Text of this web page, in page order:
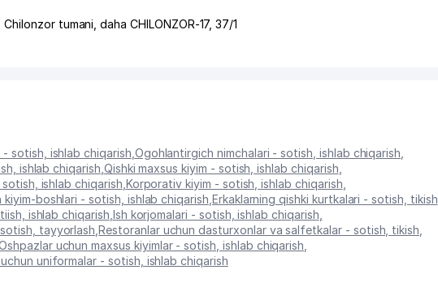
,Chilonzor tumani ,daha CHILONZOR-17, 37/1
- sotish, ishlab chiqarish Ogohlantirgich nimchalari - sotish, ishlab chiqarish
ishlab chiqarish Qishki maxsus kiyim - sotish, ishlab chiqarish
ishlab chiqarish Korporativ kiyim - sotish, ishlab chiqarish
kiyim-boshlari - sotish, ishlab chiqarish Erkaklarning qishki kurtkalari - sotish, tikish
ishlab chiqarish Ish korjomalari - sotish, ishlab chiqarish
tayyorlash ,Restoranlar uchun dasturxonlar va salfetkalar - sotish, tikish
uchun maxsus kiyimlar - sotish, ishlab chiqarish
uniformalar - sotish, ishlab chiqarish